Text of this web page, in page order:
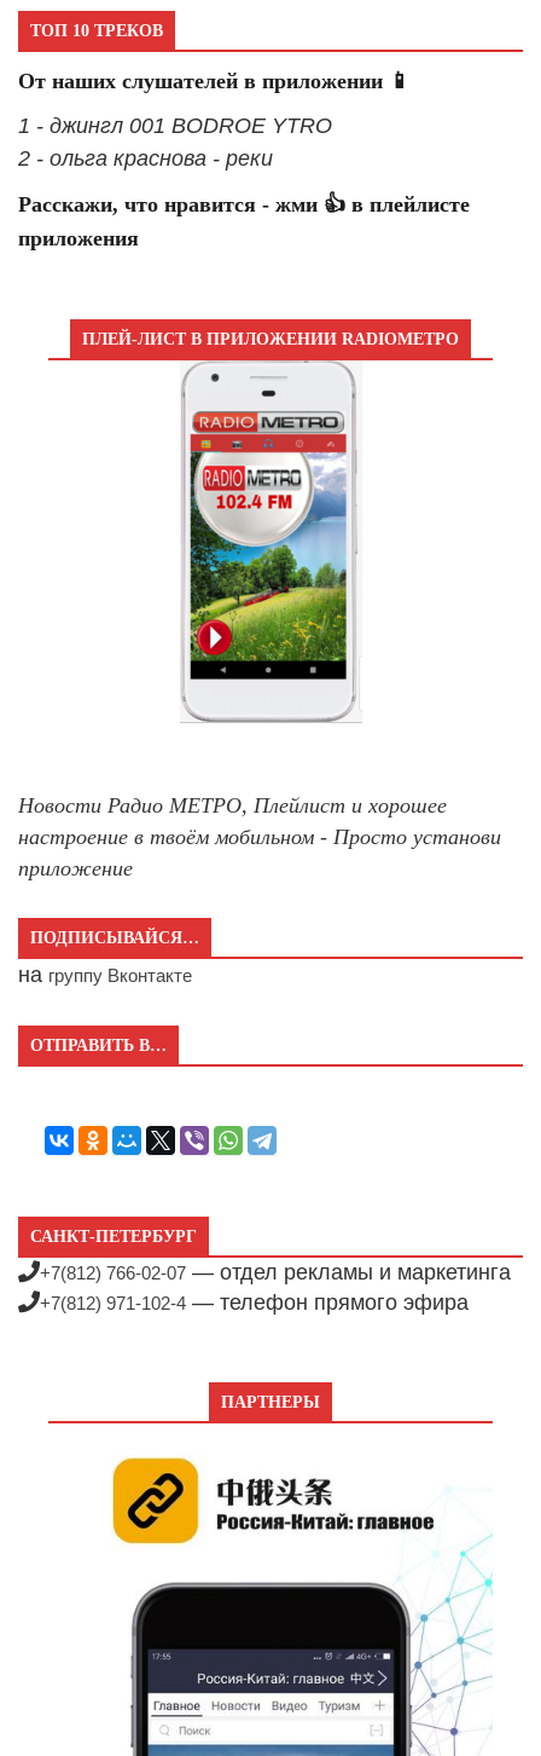
ТОП 10 ТРЕКОВ
От наших слушателей в приложении 📱
1 - джингл 001 BODROE YTRO
2 - ольга краснова - реки
Расскажи, что нравится - жми 👍 в плейлисте
приложения
ПЛЕЙ-ЛИСТ В ПРИЛОЖЕНИИ RADIOМЕТРО
Новости Радио МЕТРО, Плейлист и хорошее
настроение в твоём мобильном - Просто установи
приложение
ПОДПИСЫВАЙСЯ…
на группу Вконтакте
ОТПРАВИТЬ В…
САНКТ-ПЕТЕРБУРГ
+7(812) 766-02-07 — отдел рекламы и маркетинга
+7(812) 971-102-4 — телефон прямого эфира
ПАРТНЕРЫ